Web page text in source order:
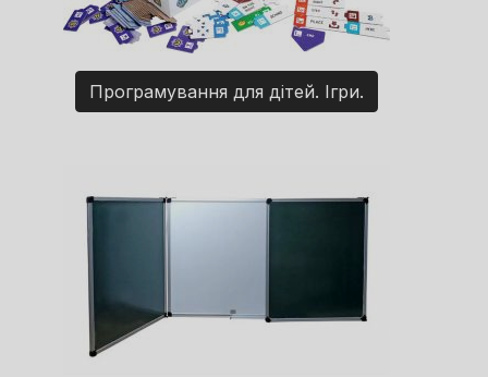
Програмування для дітей. Ігри.